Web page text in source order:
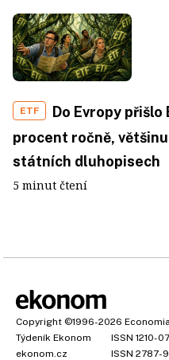
ETF
Do Evropy přišlo
procent ročně,
státních dluhopisech
5 minut čtení
Copyright ©1996-2026
Týdeník Ekonom
ISSN 1210-
ekonom.cz
ISSN 2787-